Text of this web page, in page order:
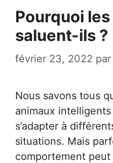
Pourquoi
saluent-ils ?
février 23, 2022 par
Nous savons tous
animaux
s’adapter à
situations. Mais
comportement